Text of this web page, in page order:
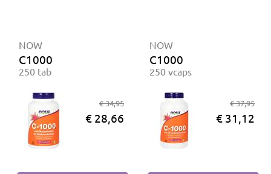
NOW
C1000
250 tab
€ 34,95
€ 28,66
NOW
C1000
250 vcaps
€ 37,95
€ 31,12